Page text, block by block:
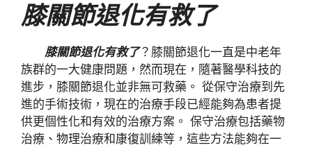
膝關節退化有救了
膝關節退化有救了？膝關節退化一直是中老年
族群的一大健康問題，然而現在，隨著醫學科技的
進步，膝關節退化並非無可救藥。 從保守治療到先
進的手術技術，現在的治療手段已經能夠為患者提
供更個性化和有效的治療方案。 保守治療包括藥物
治療、物理治療和康復訓練等，這些方法能夠在一